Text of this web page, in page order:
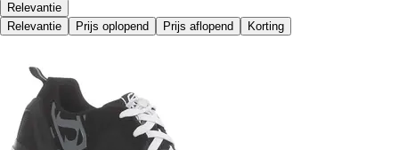
Relevantie
Relevantie
Prijs oplopend Prijs aflopend Korting